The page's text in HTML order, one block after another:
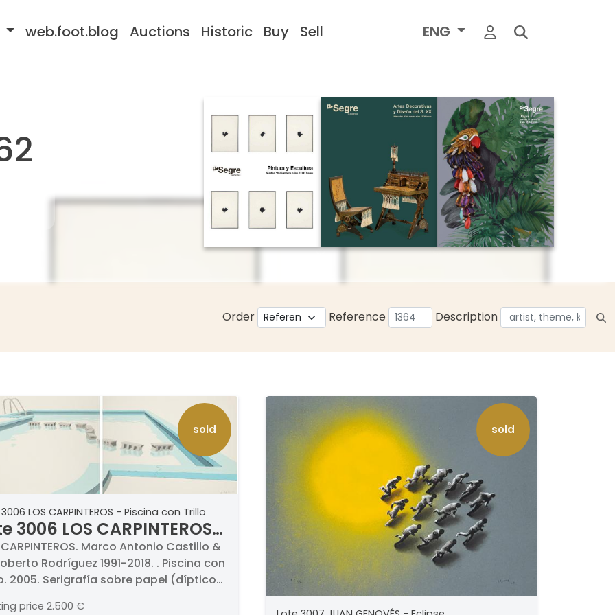
web.foot.blog Auctions Historic Buy Sell ENG
Order Reference Description
sold
LOS CARPINTEROS - Piscina con Trillo
3006 LOS CARPINTEROS -
con Trillo
CARPINTEROS. Marco Antonio Castillo &
Rodríguez 1991-2018. . Piscina con
2005. Serigrafía sobre papel (díptico).
price 2.500 €
sold